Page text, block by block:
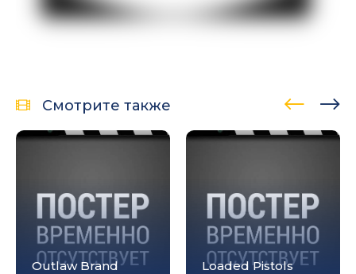
Смотрите также
Outlaw Brand Loaded Pistols